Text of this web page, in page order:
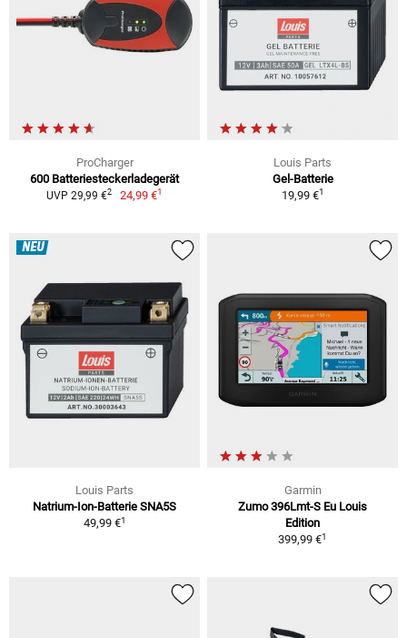
ProCharger
600 Batteriesteckerladegerät
UVP 29,99 €2 24,99 €1
Louis Parts
Gel-Batterie
19,99 €1
NEU
Louis Parts
Natrium-Ion-Batterie SNA5S
49,99 €1
Garmin
Zumo 396Lmt-S Eu Louis
Edition
399,99 €1